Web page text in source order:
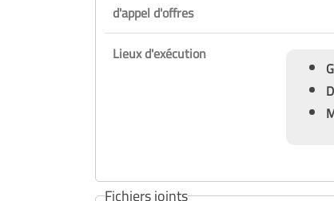
d'appel d'offres
Lieux d'exécution